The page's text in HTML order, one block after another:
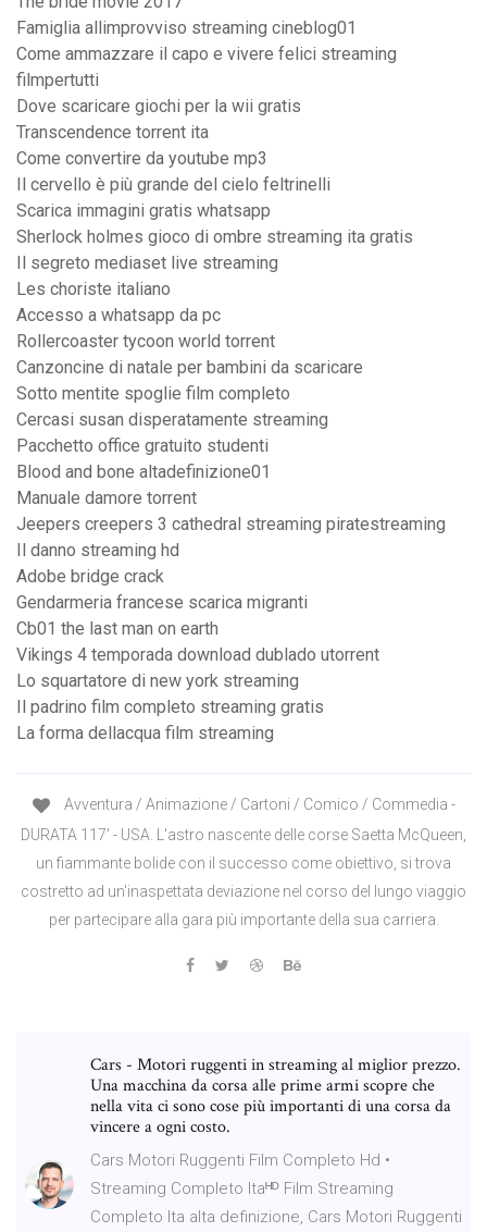
Famiglia allimprovviso streaming cineblog01
Come ammazzare il capo e vivere felici streaming
filmpertutti
Dove scaricare giochi per la wii gratis
Transcendence torrent ita
Come convertire da youtube mp3
Il cervello è più grande del cielo feltrinelli
Scarica immagini gratis whatsapp
Sherlock holmes gioco di ombre streaming ita gratis
Il segreto mediaset live streaming
Les choriste italiano
Accesso a whatsapp da pc
Rollercoaster tycoon world torrent
Canzoncine di natale per bambini da scaricare
Sotto mentite spoglie film completo
Cercasi susan disperatamente streaming
Pacchetto office gratuito studenti
Blood and bone altadefinizione01
Manuale damore torrent
Jeepers creepers 3 cathedral streaming piratestreaming
Il danno streaming hd
Adobe bridge crack
Gendarmeria francese scarica migranti
Cb01 the last man on earth
Vikings 4 temporada download dublado utorrent
Lo squartatore di new york streaming
Il padrino film completo streaming gratis
La forma dellacqua film streaming
Avventura / Animazione / Cartoni / Comico / Commedia -
DURATA 117′ - USA. L'astro nascente delle corse Saetta McQueen,
un fiammante bolide con il successo come obiettivo, si trova
costretto ad un'inaspettata deviazione nel corso del lungo viaggio
per partecipare alla gara più importante della sua carriera.
Cars - Motori ruggenti in streaming al miglior prezzo.
Una macchina da corsa alle prime armi scopre che
nella vita ci sono cose più importanti di una corsa da
vincere a ogni costo.
Cars Motori Ruggenti Film Completo Hd •
Streaming Completo Itaᴴᴰ Film Streaming
Completo Ita alta definizione, Cars Motori Ruggenti